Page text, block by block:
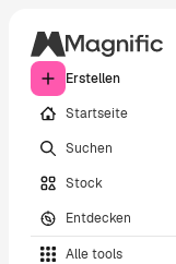
Erstellen
Startseite
Suchen
Stock
Entdecken
Alle tools